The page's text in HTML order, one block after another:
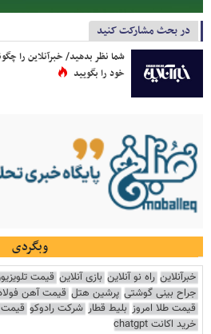
در بحث مشارکت کنید
شما نظر بدهید/ خبرآنلاین را
خود را بگویید
وبگردی
خبرآنلاین راه نو آنلاین بازی آنلاین قیمت
جراح بینی گوشتی پرشین هتل قیمت آهن فولاد
قیمت طلا امروز بلیط قطار شرکت رادوکو قیمت
خرید اکانت chatgpt